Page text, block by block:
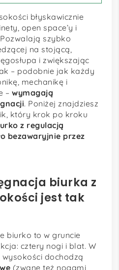
błyskawicznie
open space’y i
szybko
na stojącą,
i zwiększając
– podobnie jak każdy
mechanikę i
– wymagają
. Poniżej znajdziesz
który krok po kroku
z regulacją
bezawaryjnie przez
biurka z
jest tak
biurko to w gruncie
cztery nogi i blat. W
dochodzą
(zwane też nogami